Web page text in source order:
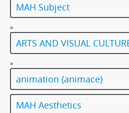
MAH Subject
»
ARTS AND VISUAL
»
animation (animace)
MAH Aesthetics